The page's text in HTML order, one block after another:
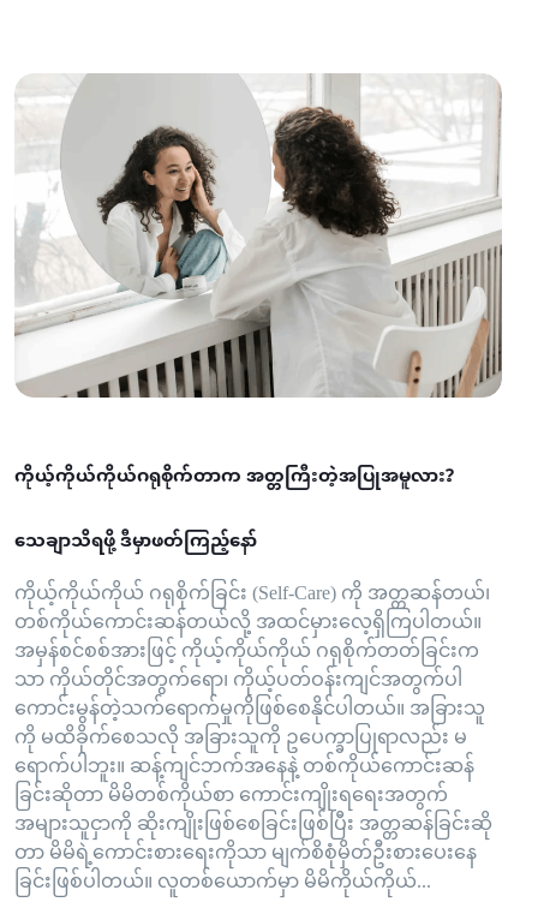
ကိုယ့်ကိုယ်ကိုယ်ဂရုစိုက်တာက အတ္တကြီးတဲ့အပြုအမူလား?
သေချာသိရဖို့ ဒီမှာဖတ်ကြည့်နော်
ကိုယ့်ကိုယ်ကိုယ် ဂရုစိုက်ခြင်း (Self-Care) ကို အတ္တဆန်တယ်၊
တစ်ကိုယ်ကောင်းဆန်တယ်လို့ အထင်မှားလေ့ရှိကြပါတယ်။
အမှန်စင်စစ်အားဖြင့် ကိုယ့်ကိုယ်ကိုယ် ဂရုစိုက်တတ်ခြင်းက
သာ ကိုယ်တိုင်အတွက်ရော၊ ကိုယ့်ပတ်ဝန်းကျင်အတွက်ပါ
ကောင်းမွန်တဲ့သက်ရောက်မှုကိုဖြစ်စေနိုင်ပါတယ်။ အခြားသူ
ကို မထိခိုက်စေသလို အခြားသူကို ဥပေက္ခာပြုရာလည်း မ
ရောက်ပါဘူး။ ဆန့်ကျင်ဘက်အနေနဲ့ တစ်ကိုယ်ကောင်းဆန်
ခြင်းဆိုတာ မိမိတစ်ကိုယ်စာ ကောင်းကျိုးရရေးအတွက်
အများသူငှာကို ဆိုးကျိုးဖြစ်စေခြင်းဖြစ်ပြီး အတ္တဆန်ခြင်းဆို
တာ မိမိရဲ့ကောင်းစားရေးကိုသာ မျက်စိစုံမှိတ်ဦးစားပေးနေ
ခြင်းဖြစ်ပါတယ်။ လူတစ်ယောက်မှာ မိမိကိုယ်ကိုယ်...